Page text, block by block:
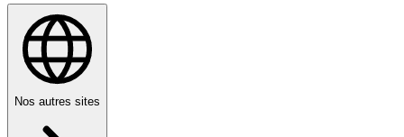
Nos autres sites